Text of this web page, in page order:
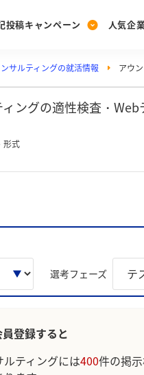
投稿キャンペーン
Post
投稿する
人気企
Ranking
ランキングを見る
PickUp
注目の企業特集
サルティングの就活情報 アウ
ングの適性検査・
形式
選考フェーズ
登録すると
ルティングには400件の掲